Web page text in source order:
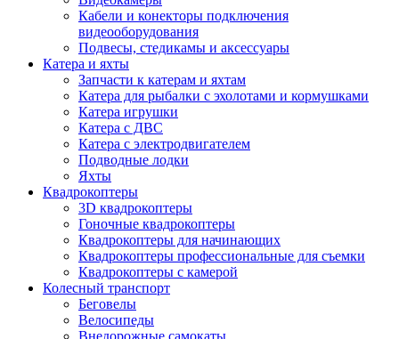
Кабели и конекторы подключения
видеооборудования
Подвесы, стедикамы и аксессуары
Катера и яхты
Запчасти к катерам и яхтам
Катера для рыбалки с эхолотами и кормушками
Катера игрушки
Катера с ДВС
Катера с электродвигателем
Подводные лодки
Яхты
Квадрокоптеры
3D квадрокоптеры
Гоночные квадрокоптеры
Квадрокоптеры для начинающих
Квадрокоптеры профессиональные для съемки
Квадрокоптеры с камерой
Колесный транспорт
Беговелы
Велосипеды
Внедорожные самокаты